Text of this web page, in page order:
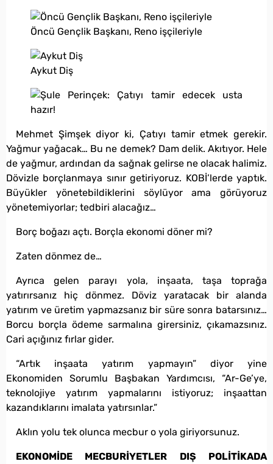
Öncü Gençlik Başkanı, Reno işçileriyle
Aykut Diş
Mehmet Şimşek diyor ki, Çatıyı tamir etmek gerekir.
Yağmur yağacak… Bu ne demek? Dam delik. Akıtıyor. Hele
de yağmur, ardından da sağnak gelirse ne olacak halimiz.
Dövizle borçlanmaya sınır getiriyoruz. KOBİ’lerde yaptık.
Büyükler yönetebildiklerini söylüyor ama görüyoruz
yönetemiyorlar; tedbiri alacağız…
Borç boğazı açtı. Borçla ekonomi döner mi?
Zaten dönmez de…
Ayrıca gelen parayı yola, inşaata, taşa toprağa
yatırırsanız hiç dönmez. Döviz yaratacak bir alanda
yatırım ve üretim yapmazsanız bir süre sonra batarsınız…
Borcu borçla ödeme sarmalına girersiniz, çıkamazsınız.
Cari açığınız fırlar gider.
“Artık inşaata yatırım yapmayın” diyor yine
Ekonomiden Sorumlu Başbakan Yardımcısı, “Ar-Ge’ye,
teknolojiye yatırım yapmalarını istiyoruz; inşaattan
kazandıklarını imalata yatırsınlar.”
Aklın yolu tek olunca mecbur o yola giriyorsunuz.
EKONOMİDE MECBURİYETLER DIŞ POLİTİKADA